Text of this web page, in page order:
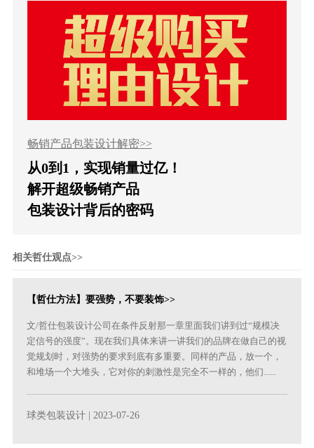
畅销产品包装设计解密>>
从0到1，实现销量过亿！
解开超级畅销产品
包装设计背后的密码
相关哲仕观点>>
【哲仕方法】要强势，不要装饰>>
文/哲仕包装设计公司在条件反射那一章里面我们讲到过“规模决
定信号的强度”。现在我们具体来讲一讲我们的品牌在做自己的视
觉规划时，对强势的要求到底有多重要。同样的产品，放一个，
和堆场一个大堆头，它对你的刺激性是完全不一样的，他们......
球类包装设计 | 2023-07-26